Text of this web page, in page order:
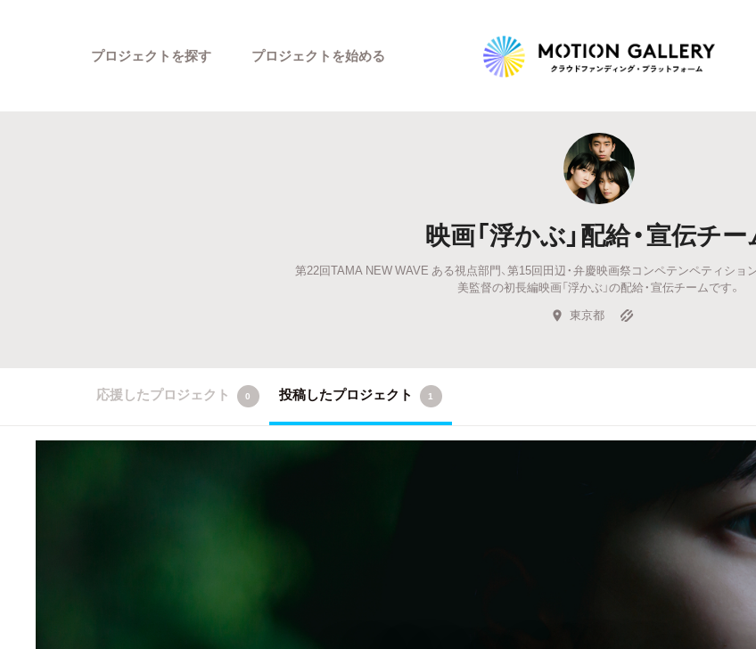
プロジェクトを探す
Highlight
新着プロジェクト
Feature
カテゴリーから探す タグから探す キュレーターから探す 特集か
プロジェクトを始める
映画「浮かぶ」配給・宣伝チー
第22回TAMA NEW WAVE ある視点部門、第15回田辺・弁慶映画祭コンペテンペティショ
美監督の初長編映画「浮かぶ」の配給・宣伝チームです。
東京都
応援したプロジェクト 0 投稿したプロジェクト 1